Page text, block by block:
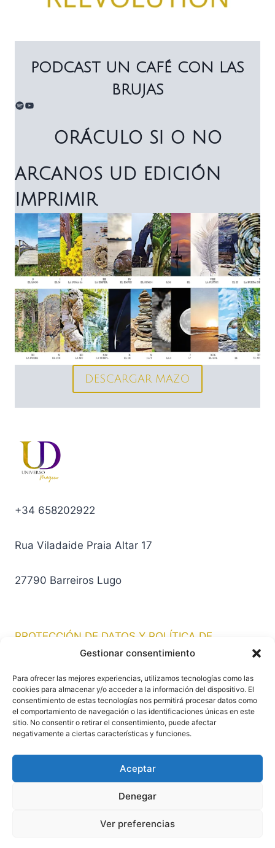
Gestionar consentimiento
Para ofrecer las mejores experiencias, utilizamos tecnologías como las
cookies para almacenar y/o acceder a la información del dispositivo. El
consentimiento de estas tecnologías nos permitirá procesar datos como
el comportamiento de navegación o las identificaciones únicas en este
sitio. No consentir o retirar el consentimiento, puede afectar
negativamente a ciertas características y funciones.
Aceptar
Denegar
Ver preferencias
PODCAST UN CAFÉ CON LAS
BRUJAS
Spotify
YouTube
ORÁCULO SI O NO
ARCANOS UD EDICIÓN
IMPRIMIR
DESCARGAR MAZO
+34 658202922
Rua Viladaide Praia Altar 17
27790 Barreiros Lugo
PROTECCIÓN DE DATOS Y POLÍTICA DE
URSULA DULCINEA
REEVOLUTION ONLINE
para WordPress por